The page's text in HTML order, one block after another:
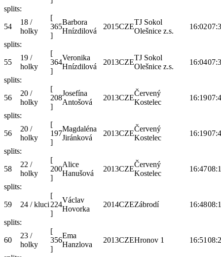
splits:
54
18 /
holky
[
365
]
Barbora
Hnízdilová
2015CZE
TJ Sokol
Olešnice z.s.
16:02
splits:
55
19 /
holky
[
364
]
Veronika
Hnízdilová
2013CZE
TJ Sokol
Olešnice z.s.
16:04
splits:
56
20 /
holky
[
208
]
Josefína
Antošová
2013CZE
Červený
Kostelec
16:19
splits:
56
20 /
holky
[
197
]
Magdaléna
Jiránková
2013CZE
Červený
Kostelec
16:19
splits:
58
22 /
holky
[
200
]
Alice
Hanušová
2013CZE
Červený
Kostelec
16:47
splits:
59 24 / kluci
[
224
]
Václav
Hovorka
2014CZEZábrodí 16:48
splits:
60
23 /
holky
[
356
]
Ema
Hanzlova
2013CZEHronov 1 16:51